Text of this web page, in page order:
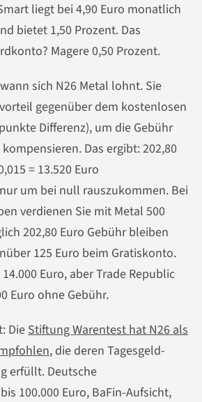
liegt bei 4,90 Euro monatlich
bietet 1,50 Prozent. Das
Magere 0,50 Prozent.
sich N26 Metal lohnt. Sie
gegenüber dem kostenlosen
Differenz), um die Gebühr
Das ergibt: 202,80
= 13.520 Euro
um bei null rauszukommen. Bei
verdienen Sie mit Metal 500
202,80 Euro Gebühr bleiben
125 Euro beim Gratiskonto.
Euro, aber Trade Republic
Euro ohne Gebühr.
DieStiftung Warentest hat N26 als
, die deren Tagesgeld-
erfüllt. Deutsche
100.000 Euro, BaFin-Aufsicht,